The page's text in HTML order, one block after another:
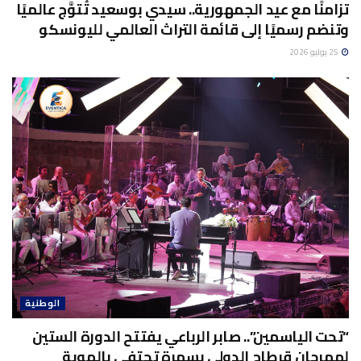
تزامنًا مع عيد الجمهورية.. سيدي بوسعيد تُتوَّج عالميًا
وتنضم رسميًا إلى قائمة التراث العالمي لليونسكو
الوطنية
“تحت الياسمين”.. صابر الرباعي يفتتح الدورة الستين